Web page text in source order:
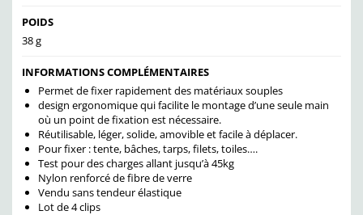
POIDS
38 g
INFORMATIONS COMPLÉMENTAIRES
Permet de fixer rapidement des matériaux souples
design ergonomique qui facilite le montage d’une seule main
où un point de fixation est nécessaire.
Réutilisable, léger, solide, amovible et facile à déplacer.
Pour fixer : tente, bâches, tarps, filets, toiles….
Test pour des charges allant jusqu’à 45kg
Nylon renforcé de fibre de verre
Vendu sans tendeur élastique
Lot de 4 clips